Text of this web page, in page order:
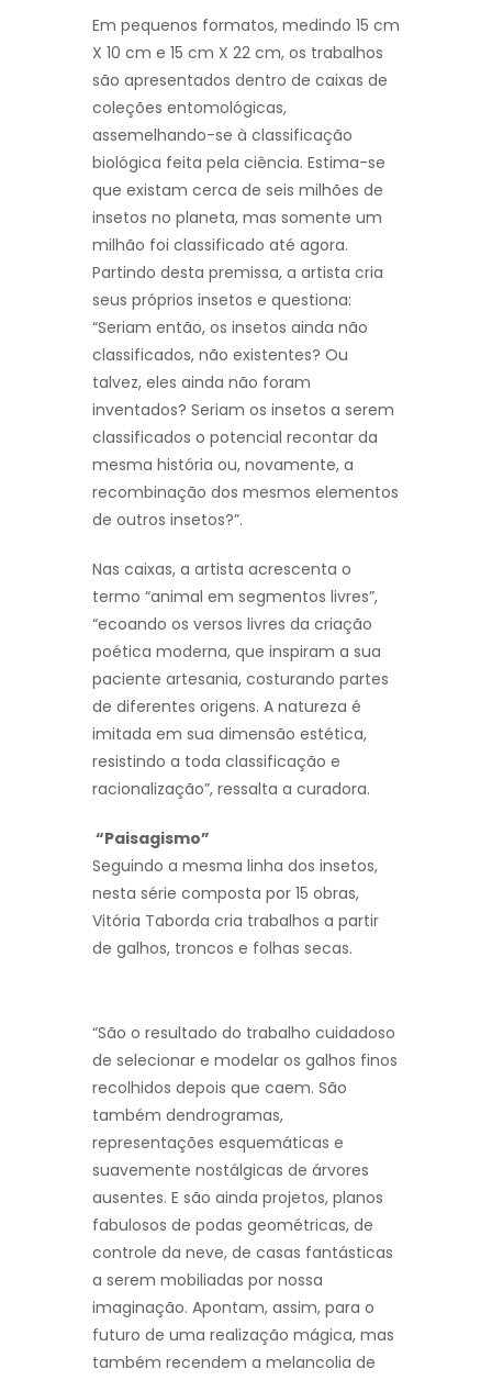
Em pequenos formatos, medindo 15 cm
X 10 cm e 15 cm X 22 cm, os trabalhos
são apresentados dentro de caixas de
coleções entomológicas,
assemelhando-se à classificação
biológica feita pela ciência. Estima-se
que existam cerca de seis milhões de
insetos no planeta, mas somente um
milhão foi classificado até agora.
Partindo desta premissa, a artista cria
seus próprios insetos e questiona:
“Seriam então, os insetos ainda não
classificados, não existentes? Ou
talvez, eles ainda não foram
inventados? Seriam os insetos a serem
classificados o potencial recontar da
mesma história ou, novamente, a
recombinação dos mesmos elementos
de outros insetos?”.
Nas caixas, a artista acrescenta o
termo “animal em segmentos livres”,
“ecoando os versos livres da criação
poética moderna, que inspiram a sua
paciente artesania, costurando partes
de diferentes origens. A natureza é
imitada em sua dimensão estética,
resistindo a toda classificação e
racionalização”, ressalta a curadora.
“Paisagismo”
Seguindo a mesma linha dos insetos,
nesta série composta por 15 obras,
Vitória Taborda cria trabalhos a partir
de galhos, troncos e folhas secas.
“São o resultado do trabalho cuidadoso
de selecionar e modelar os galhos finos
recolhidos depois que caem. São
também dendrogramas,
representações esquemáticas e
suavemente nostálgicas de árvores
ausentes. E são ainda projetos, planos
fabulosos de podas geométricas, de
controle da neve, de casas fantásticas
a serem mobiliadas por nossa
imaginação. Apontam, assim, para o
futuro de uma realização mágica, mas
também recendem a melancolia de